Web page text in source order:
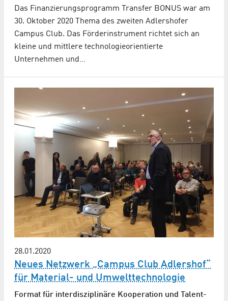
Das Finanzierungsprogramm Transfer BONUS war am
30. Oktober 2020 Thema des zweiten Adlershofer
Campus Club. Das Förderinstrument richtet sich an
kleine und mittlere technologieorientierte
Unternehmen und…
28.01.2020
Neues Netzwerk „Campus Club Adlershof“
für Material- und Umwelttechnologie
Format für interdisziplinäre Kooperation und Talent-